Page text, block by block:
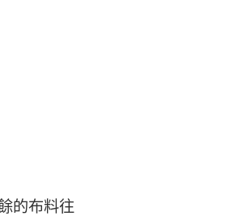
的布料往